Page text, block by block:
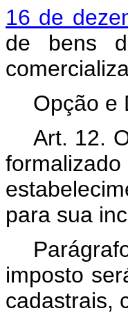
16 de
de bens
Opção e
Art. 12.
para sua
imposto
cadastrais,